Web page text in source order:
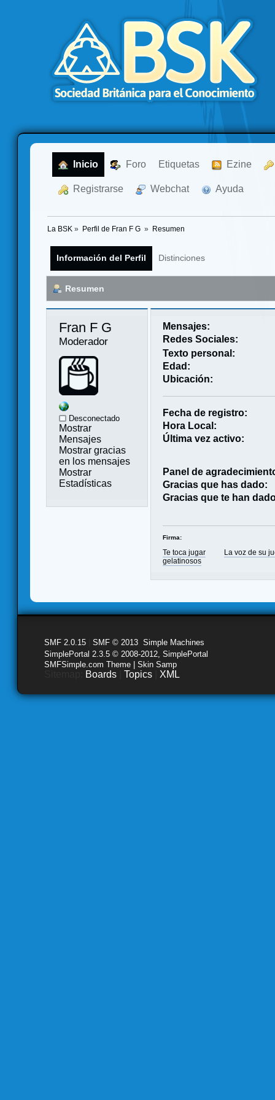
Inicio Foro Etiquetas Ezine
Registrarse Webchat Ayuda
La BSK » Perfil de Fran F G » Resumen
Información del Perfil Distinciones
Resumen
Fran F G
Moderador
Desconectado
Mostrar
Mensajes
Mostrar gracias
en los mensajes
Mostrar
Estadísticas
Mensajes:
Redes Sociales:
Texto personal:
Edad:
Ubicación:
Fecha de registro:
Hora Local:
Última vez activo:
Panel de
Gracias que has dado:
Gracias que te han
Firma:
Te toca jugar
La voz de su
gelatinosos
SMF 2.0.15 SMF © 2013 Simple Machines
SimplePortal 2.3.5 © 2008-2012, SimplePortal
SMFSimple.com Theme | Skin Samp
Boards Topics XML